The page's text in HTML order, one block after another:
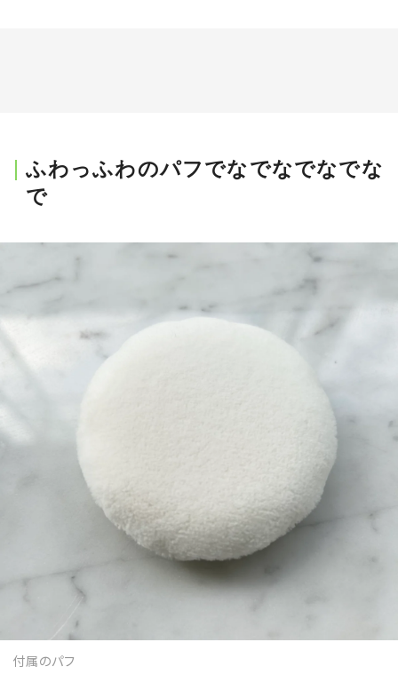
ふわっふわのパフでなでなでなでな
で
付属のパフ